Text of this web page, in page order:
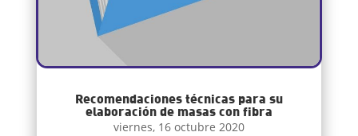
Recomendaciones técnicas para su
elaboración de masas con fibra
viernes, 16 octubre 2020